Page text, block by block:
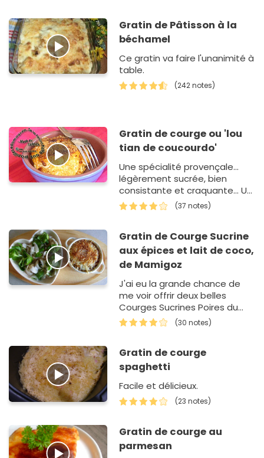
Gratin de Pâtisson à la
béchamel
Ce gratin va faire l'unanimité à
table.
(242 notes)
Gratin de courge ou 'lou
tian de coucourdo'
Une spécialité provençale...
légèrement sucrée, bien
consistante et craquante... Un
régal!
(37 notes)
Gratin de Courge Sucrine
aux épices et lait de coco,
de Mamigoz
J'ai eu la grande chance de
me voir offrir deux belles
Courges Sucrines Poires du
Berry. Je n'ai pu résisté au
plaisir de la faire voyager avec
(30 notes)
Gratin de courge
spaghetti
Facile et délicieux.
(23 notes)
Gratin de courge au
parmesan